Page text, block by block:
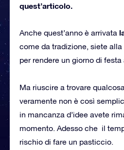
quest’articolo.
Anche quest’anno è arrivata
come da tradizione, siete
per rendere un giorno di
Ma riuscire a trovare
veramente non è così
in mancanza d’idee avete
momento. Adesso che il
rischio di fare un pasticcio.